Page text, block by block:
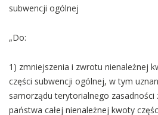
subwencji ogólnej
„Do:
1) zmniejszenia i zwrotu nienależnej
części subwencji ogólnej, w tym
samorządu terytorialnego
państwa całej nienależnej kwoty